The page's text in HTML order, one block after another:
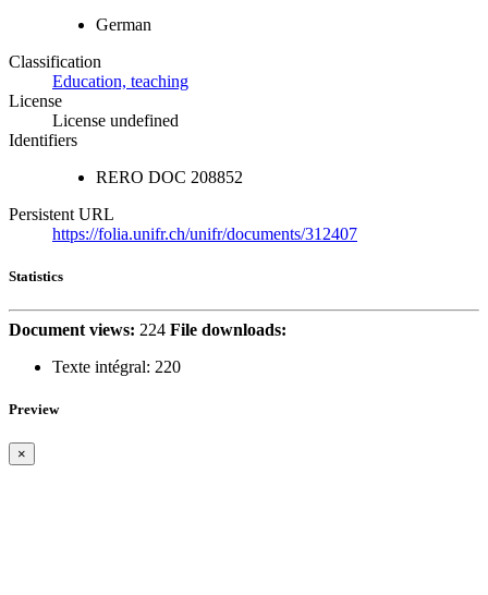
German
Classification
Education, teaching
License
License undefined
Identifiers
RERO DOC 208852
Persistent URL
https://folia.unifr.ch/unifr/documents/312407
Statistics
Document views: 224 File downloads:
Texte intégral: 220
Preview
×